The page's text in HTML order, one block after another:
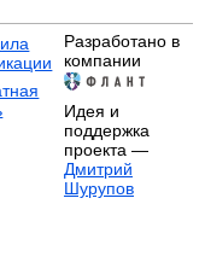
Разработано в
компании
Идея и
поддержка
проекта —
Дмитрий
Шурупов